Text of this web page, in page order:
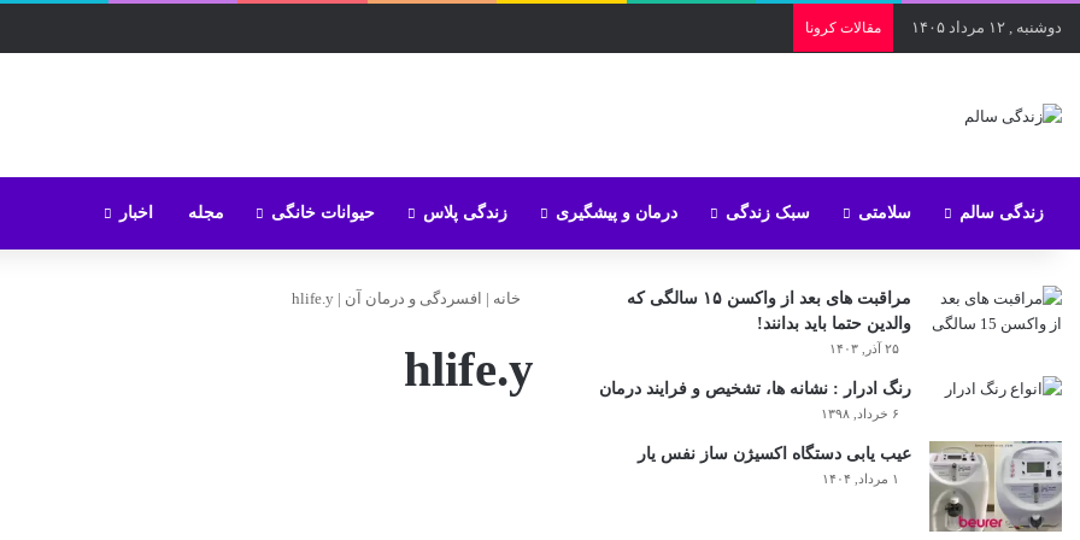
دوشنبه , ۱۲ مرداد ۱۴۰۵ مقالات کرونا
زندگی سالم سلامتی سبک زندگی درمان و پیشگیری زندگی پلاس حیوانات خانگی مجله اخبار
خانه | افسردگی و درمان آن |
hlife.y
hlife.y
مراقبت های بعد از واکسن ۱۵ سالگی که
والدین حتما باید بدانند!
۲۵ آذر, ۱۴۰۳
رنگ ادرار : نشانه ها، تشخیص و فرایند درمان
۶ خرداد, ۱۳۹۸
عیب یابی دستگاه اکسیژن ساز نفس یار
۱ مرداد, ۱۴۰۴